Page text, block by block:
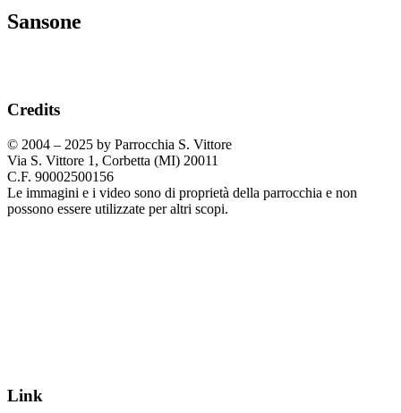
Sansone
Credits
© 2004 – 2025 by Parrocchia S. Vittore
Via S. Vittore 1, Corbetta (MI) 20011
C.F. 90002500156
Le immagini e i video sono di proprietà della parrocchia e non
possono essere utilizzate per altri scopi.
Link